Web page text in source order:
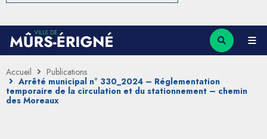
Accueil
Publications
Arrêté municipal n° 330_2024 – Réglementation
temporaire de la circulation et du stationnement – chemin
des Moreaux